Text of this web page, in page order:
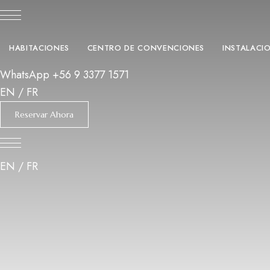
HABITACIONES CENTRO DE CONVENCIONES
WhatsApp +56 9 3377 1571
EN / FR
Reservar Ahora
EN / FR